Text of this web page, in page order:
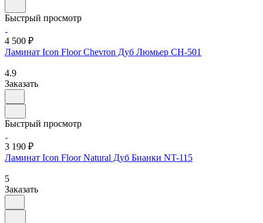
Быстрый просмотр
4 500 ₽
Ламинат Icon Floor Chevron Дуб Люмьер CH-501
4.9
Заказать
Быстрый просмотр
3 190 ₽
Ламинат Icon Floor Natural Дуб Бианки NT-115
5
Заказать